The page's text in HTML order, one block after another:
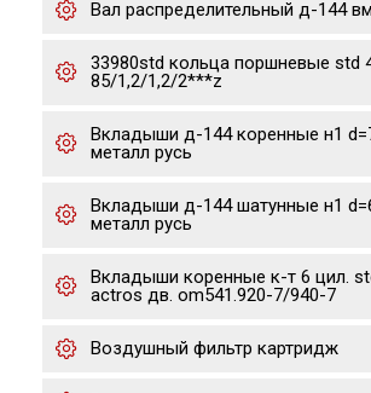
Вал распределительный д-144
33980std кольца поршневые std
85/1,2/1,2/2***z
Вкладыши д-144 коренные н1
металл русь
Вкладыши д-144 шатунные н1
металл русь
Вкладыши коренные к-т 6 цил.
actros дв. om541.920-7/940-7
Воздушный фильтр картридж